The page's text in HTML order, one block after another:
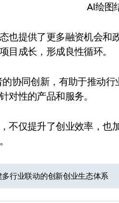
AI绘图
也提供了更多融资机会和
目成长，形成良性循环。
的协同创新，有助于推动
对性的产品和服务。
不仅提升了创业效率，也
行业联动的创新创业生态体系